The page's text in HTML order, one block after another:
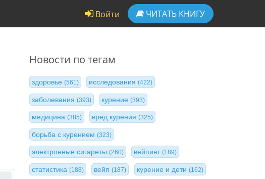
Войти ЧИТАТЬ КНИГУ
Новости по тегам
здоровье (561) исследования(422)
заболевания (393) курение(393)
медицина (385) вред курения(325)
борьба с курением (323)
электронные сигареты (260) вейпинг(189)
статистика (188) вейп(187) курение и дети (162)